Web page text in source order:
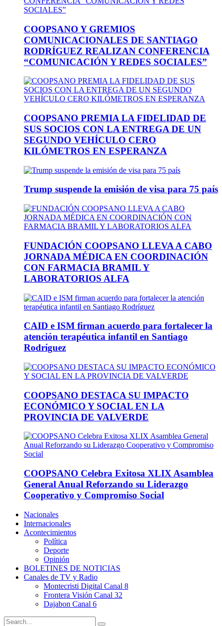
COOPSANO Y GREMIOS
COMUNICACIONALES DE SANTIAGO
RODRÍGUEZ REALIZAN CONFERENCIA
“COMUNICACIÓN Y REDES SOCIALES”
COOPSANO PREMIA LA FIDELIDAD DE
SUS SOCIOS CON LA ENTREGA DE UN
SEGUNDO VEHÍCULO CERO
KILÓMETROS EN ESPERANZA
Trump suspende la emisión de visa para 75 país
FUNDACIÓN COOPSANO LLEVA A CABO
JORNADA MÉDICA EN COORDINACIÓN
CON FARMACIA BRAMIL Y
LABORATORIOS ALFA
CAID e ISM firman acuerdo para fortalecer la
atención terapéutica infantil en Santiago
Rodríguez
COOPSANO DESTACA SU IMPACTO
ECONÓMICO Y SOCIAL EN LA
PROVINCIA DE VALVERDE
COOPSANO Celebra Exitosa XLIX Asamblea
General Anual Reforzando su Liderazgo
Cooperativo y Compromiso Social
Nacionales
Internacionales
Acontecimientos
Política
Deporte
Opinión
BOLETINES DE NOTICIAS
Canales de TV y Radio
Montecristi Digital Canal 8
Frontera Visión Canal 32
Dajabon Canal 6